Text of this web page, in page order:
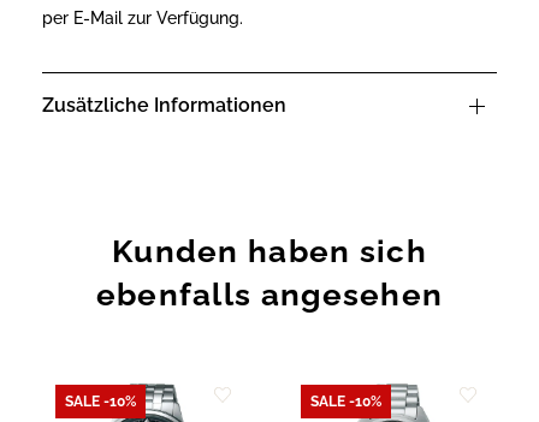
per E-Mail zur Verfügung.
Zusätzliche Informationen
Kunden haben sich
ebenfalls angesehen
SALE -10%
SALE -10%